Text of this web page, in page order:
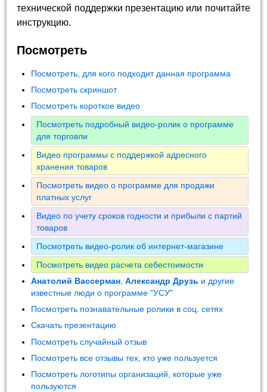
технической поддержки презентацию или почитайте
инструкцию.
Посмотреть
Посмотреть, для кого подходит данная программа
Посмотреть скриншот
Посмотреть короткое видео
Посмотреть подробный видео-ролик о программе
для торговли
Видео программы с поддержкой адресного
хранения товаров
Посмотреть видео о программе для продажи
платных услуг
Видео по учету сроков годности и прибыли с партий
товаров
Посмотреть видео-ролик об интернет-магазине
Посмотреть видео расчета себестоимости
Анатолий Вассерман ,Александр Друзь и другие
известные люди о программе "УСУ"
Посмотреть познавательные ролики в соц. сетях
Скачать презентацию
Посмотреть случайный отзыв
Посмотреть все отзывы тех, кто уже пользуется
Посмотреть логотипы организаций, которые уже
пользуются